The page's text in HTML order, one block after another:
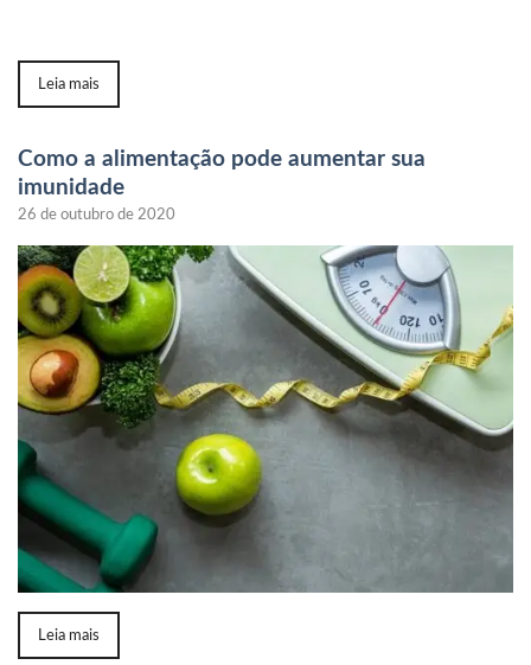
Leia mais
Como a alimentação pode aumentar sua
imunidade
26 de outubro de 2020
Leia mais